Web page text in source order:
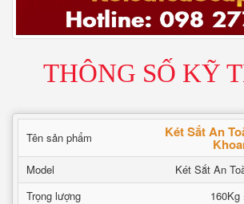
THÔNG SỐ KỸ
Tên sản phẩm Két Sắt An
Model
Két Sắt An
Trọng lượng
160Kg